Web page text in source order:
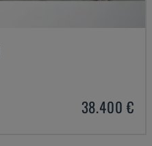
38.400 €